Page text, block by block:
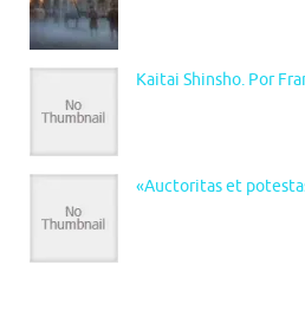
Kaitai Shinsho. Por
«Auctoritas et